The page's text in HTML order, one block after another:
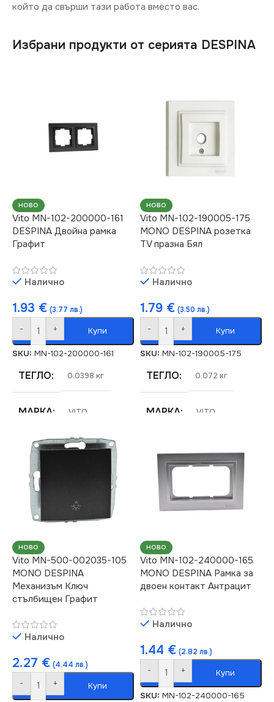
който да свърши тази работа вместо вас.
Избрани продукти от серията DESPINA
НОВО
Vito MN-102-200000-161
DESPINA Двойна рамка
Графит
Налично
1.93 € (3.77 лв.)
- + Купи
SKU: MN-102-200000-161
ТЕГЛО 0.0398 кг
МАРКА VITO
СЕРИЯ DESPINA
НОВО
Vito MN-102-190005-175
MONO DESPINA розетка
TV празна Бял
Налично
1.79 € (3.50 лв.)
- + Купи
SKU: MN-102-190005-175
ТЕГЛО 0.072 кг
МАРКА VITO
РОЗЕТКА
ЦВЯТ
НОВО
Vito MN-500-002035-105
MONO DESPINA
Механизъм Ключ
стълбищен Графит
Налично
2.27 € (4.44 лв.)
- + Купи
НОВО
Vito MN-102-240000-165
MONO DESPINA Рамка за
двоен контакт Антрацит
Налично
1.44 € (2.82 лв.)
- + Купи
SKU: MN-102-240000-165